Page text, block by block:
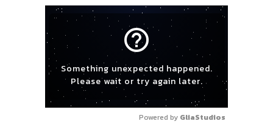
help_outline
Something unexpected happened.
Please wait or try again later.
Powered by GliaStudios